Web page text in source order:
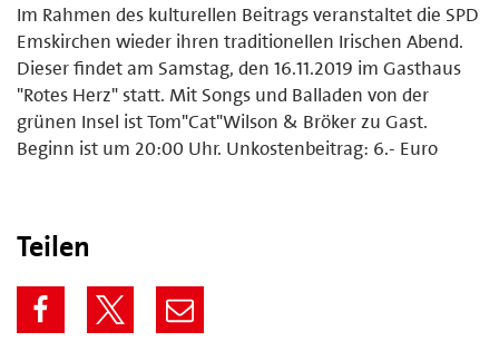
Im Rahmen des kulturellen Beitrags veranstaltet die SPD
Emskirchen wieder ihren traditionellen Irischen Abend.
Dieser findet am Samstag, den 16.11.2019 im Gasthaus
"Rotes Herz" statt. Mit Songs und Balladen von der
grünen Insel ist Tom"Cat"Wilson & Bröker zu Gast.
Beginn ist um 20:00 Uhr. Unkostenbeitrag: 6.- Euro
Teilen